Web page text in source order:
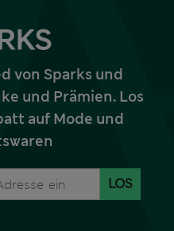
von Sparks und
und Prämien. Los
auf Mode und
LOS